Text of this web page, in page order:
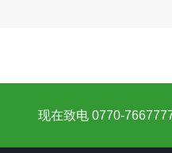
现在致电 0770-